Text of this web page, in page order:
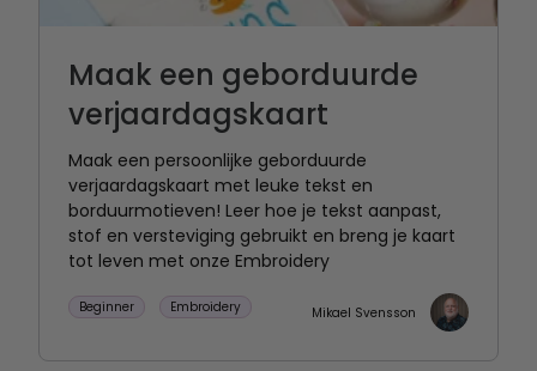
Maak een geborduurde
verjaardagskaart
Maak een persoonlijke geborduurde
verjaardagskaart met leuke tekst en
borduurmotieven! Leer hoe je tekst aanpast,
stof en versteviging gebruikt en breng je kaart
tot leven met onze Embroidery
Beginner Embroidery Mikael Svensson